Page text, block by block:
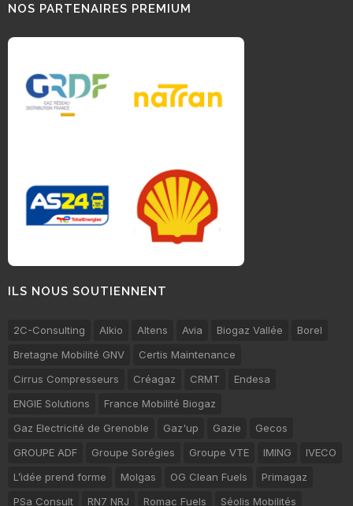
NOS PARTENAIRES PREMIUM
ILS NOUS SOUTIENNENT
2C-Consulting Alkio Altens Avia Biogaz Vallée
Borel
Bretagne Mobilité GNV
Certis Maintenance
Cirrus Compresseurs
Créagaz CRMT
Endesa
ENGIE Solutions
France Mobilité Biogaz
Gaz Electricité de Grenoble
Gaz'up Gazie
Gecos
GROUPE ADF
Groupe Sorégies Groupe VTE IMING
IVECO
L’idée prend forme
Molgas OG Clean Fuels
Primagaz
PSa Consult
RN7 NRJ Romac Fuels Séolis Mobilités